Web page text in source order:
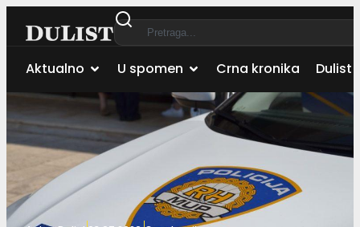
Aktualno U spomen Crna kronika Dulist